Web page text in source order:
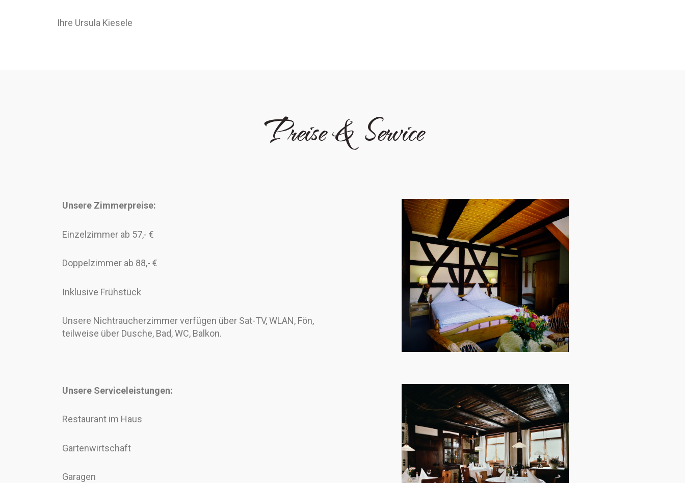
Ihre Ursula Kiesele
Preise & Service
Unsere Zimmerpreise:
Einzelzimmer ab 57,- €
Doppelzimmer ab 88,- €
Inklusive Frühstück
Unsere Nichtraucherzimmer verfügen über Sat-TV, WLAN, Fön,
teilweise über Dusche, Bad, WC, Balkon.
Unsere Serviceleistungen:
Restaurant im Haus
Gartenwirtschaft
Garagen